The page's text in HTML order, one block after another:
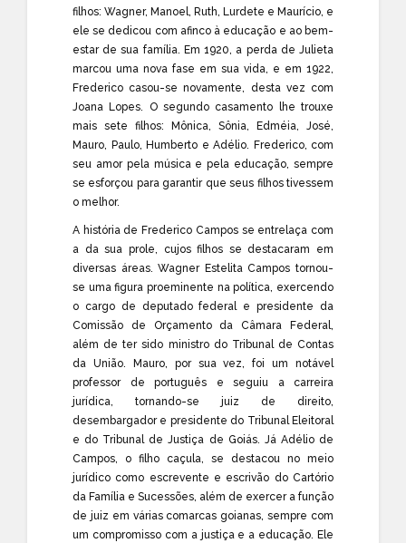
filhos: Wagner, Manoel, Ruth, Lurdete e Maurício, e
ele se dedicou com afinco à educação e ao bem-
estar de sua família. Em 1920, a perda de Julieta
marcou uma nova fase em sua vida, e em 1922,
Frederico casou-se novamente, desta vez com
Joana Lopes. O segundo casamento lhe trouxe
mais sete filhos: Mônica, Sônia, Edméia, José,
Mauro, Paulo, Humberto e Adélio. Frederico, com
seu amor pela música e pela educação, sempre
se esforçou para garantir que seus filhos tivessem
o melhor.
A história de Frederico Campos se entrelaça com
a da sua prole, cujos filhos se destacaram em
diversas áreas. Wagner Estelita Campos tornou-
se uma figura proeminente na política, exercendo
o cargo de deputado federal e presidente da
Comissão de Orçamento da Câmara Federal,
além de ter sido ministro do Tribunal de Contas
da União. Mauro, por sua vez, foi um notável
professor de português e seguiu a carreira
jurídica, tornando-se juiz de direito,
desembargador e presidente do Tribunal Eleitoral
e do Tribunal de Justiça de Goiás. Já Adélio de
Campos, o filho caçula, se destacou no meio
jurídico como escrevente e escrivão do Cartório
da Família e Sucessões, além de exercer a função
de juiz em várias comarcas goianas, sempre com
um compromisso com a justiça e a educação. Ele